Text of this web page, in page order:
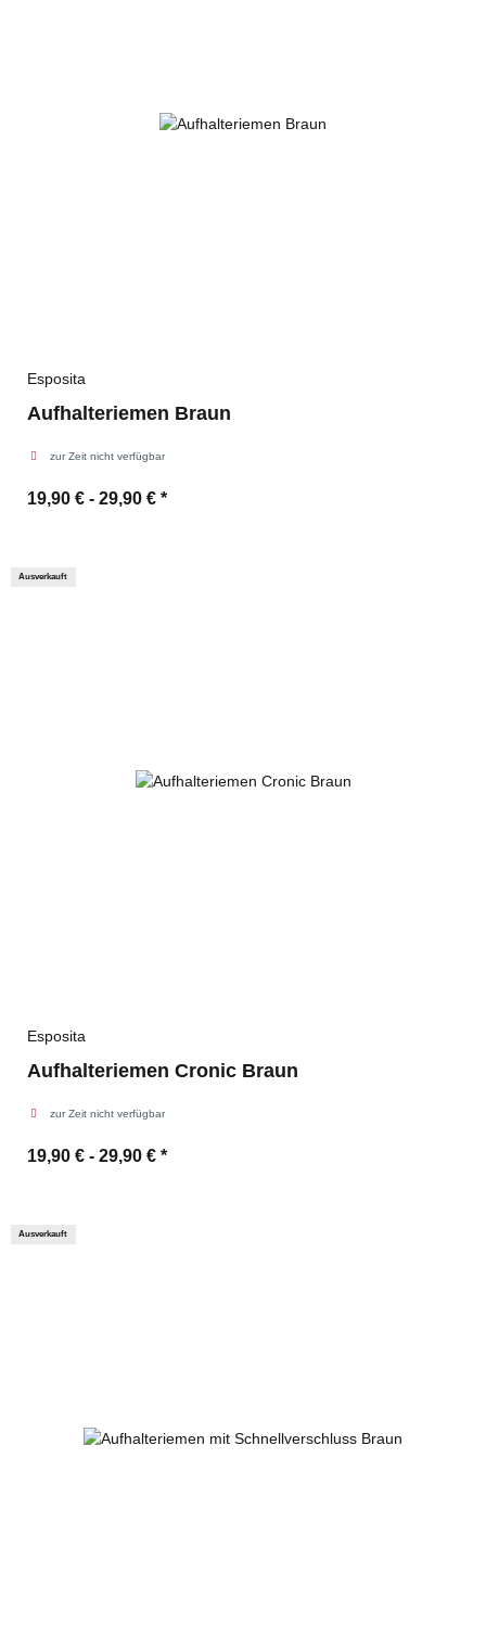
Esposita
Aufhalteriemen Braun
zur Zeit nicht verfügbar
19,90 € - 29,90 € *
Ausverkauft
Esposita
Aufhalteriemen Cronic Braun
zur Zeit nicht verfügbar
19,90 € - 29,90 € *
Ausverkauft